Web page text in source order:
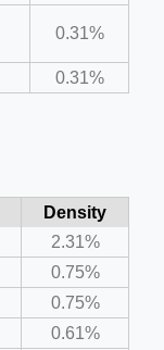
0.31%
0.31%
Density
2.31%
0.75%
0.75%
0.61%